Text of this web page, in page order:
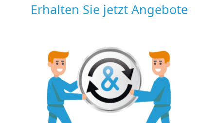
Erhalten Sie jetzt Angebote